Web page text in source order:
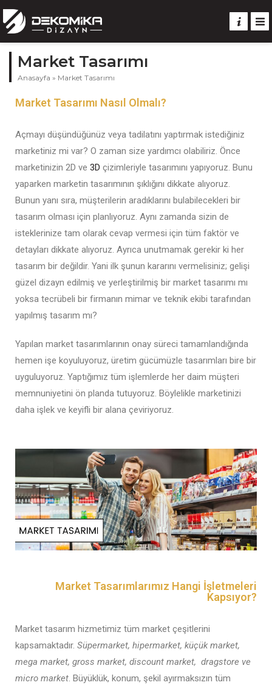
Market Tasarımı
Anasayfa » Market Tasarımı
Market Tasarımı Nasıl Olmalı?
Açmayı düşündüğünüz veya tadilatını yaptırmak istediğiniz
marketiniz mi var? O zaman size yardımcı olabiliriz. Önce
marketinizin 2D ve 3D çizimleriyle tasarımını yapıyoruz. Bunu
yaparken marketin tasarımının şıklığını dikkate alıyoruz.
Bunun yanı sıra, müşterilerin aradıklarını bulabilecekleri bir
tasarım olması için planlıyoruz. Aynı zamanda sizin de
isteklerinize tam olarak cevap vermesi için tüm faktör ve
detayları dikkate alıyoruz. Ayrıca unutmamak gerekir ki her
tasarım bir değildir. Yani ilk şunun kararını vermelisiniz; gelişi
güzel dizayn edilmiş ve yerleştirilmiş bir market tasarımı mı
yoksa tecrübeli bir firmanın mimar ve teknik ekibi tarafından
yapılmış tasarım mı?
Yapılan market tasarımlarının onay süreci tamamlandığında
hemen işe koyuluyoruz, üretim gücümüzle tasarımları bire bir
uyguluyoruz. Yaptığımız tüm işlemlerde her daim müşteri
memnuniyetini ön planda tutuyoruz. Böylelikle marketinizi
daha işlek ve keyifli bir alana çeviriyoruz.
Market Tasarımlarımız Hangi İşletmeleri
Kapsıyor?
Market tasarım hizmetimiz tüm market çeşitlerini
kapsamaktadır. Süpermarket, hipermarket, küçük market,
mega market, gross market, discount market, dragstore ve
micro market. Büyüklük, konum, şekil ayırmaksızın tüm